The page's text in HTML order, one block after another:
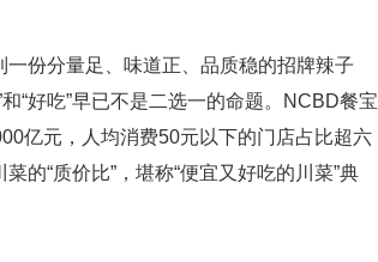
份分量足、味道正、品质稳的招牌辣子
“好吃”早已不是二选一的命题。NCBD餐宝
亿元，人均消费50元以下的门店占比超六
的“质价比”，堪称“便宜又好吃的川菜”典